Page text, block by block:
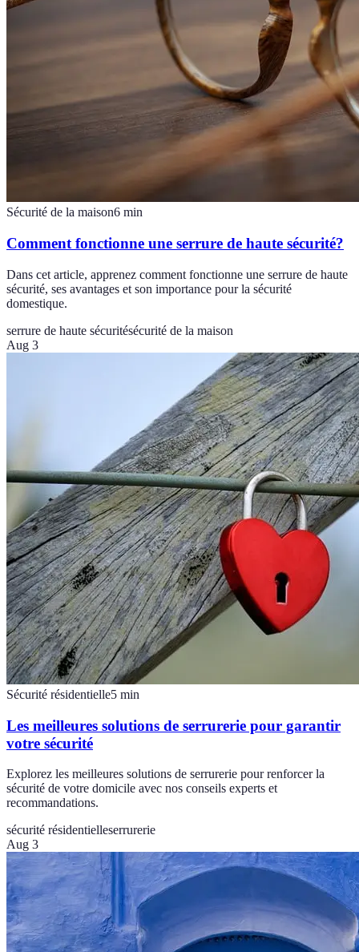
Sécurité de la maison6 min
Comment fonctionne une serrure de haute sécurité?
Dans cet article, apprenez comment fonctionne une serrure de haute
sécurité, ses avantages et son importance pour la sécurité
domestique.
serrure de haute sécuritésécurité de la maison
Aug 3
Sécurité résidentielle5 min
Les meilleures solutions de serrurerie pour garantir
votre sécurité
Explorez les meilleures solutions de serrurerie pour renforcer la
sécurité de votre domicile avec nos conseils experts et
recommandations.
sécurité résidentielleserrurerie
Aug 3